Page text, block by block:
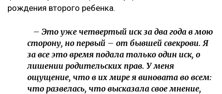
рождения второго ребенка.
– Это уже четвертый иск за два года в мою
сторону, но первый – от бывшей свекрови. Я
за все это время подала только один иск, о
лишении родительских прав. У меня
ощущение, что в их мире я виновата во всем:
что развелась, что высказала свое мнение,